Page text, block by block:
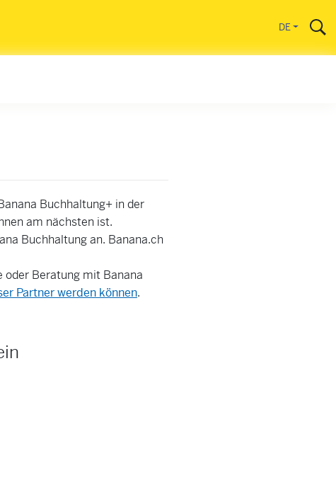
DE
Buchhaltung+ in der
am nächsten ist.
Buchhaltung an. Banana.ch
oder Beratung mit Banana
Partner werden können.